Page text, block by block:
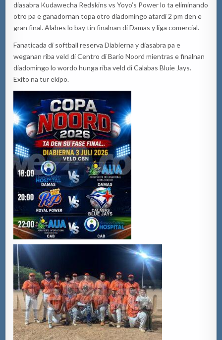
diasabra Kudawecha Redskins vs Yoyo’s Power lo ta eliminando
otro pa e ganadornan topa otro diadomingo atardi 2 pm den e
gran final. Alabes lo bay tin finalnan di Damas y liga comercial.
Fanaticada di softball reserva Diabierna y diasabra pa e
weganan riba veld di Centro di Bario Noord mientras e finalnan
diadomingo lo wordo hunga riba veld di Calabas Bluie Jays.
Exito na tur ekipo.